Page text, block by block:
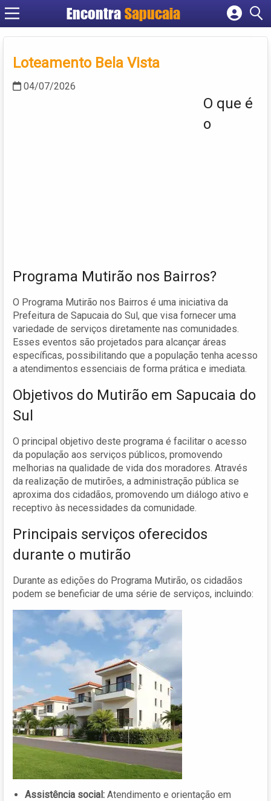
Encontra
Cadastrar empresa
Criar conta
Loteamento Bela Vista
04/07/2026
O que é
o
Programa Mutirão nos Bairros?
O Programa Mutirão nos Bairros é uma iniciativa da
Prefeitura de Sapucaia do Sul, que visa fornecer uma
variedade de serviços diretamente nas comunidades.
Esses eventos são projetados para alcançar áreas
específicas, possibilitando que a população tenha acesso
a atendimentos essenciais de forma prática e imediata.
Objetivos do Mutirão em Sapucaia do
Sul
O principal objetivo deste programa é facilitar o acesso
da população aos serviços públicos, promovendo
melhorias na qualidade de vida dos moradores. Através
da realização de mutirões, a administração pública se
aproxima dos cidadãos, promovendo um diálogo ativo e
receptivo às necessidades da comunidade.
Principais serviços oferecidos
durante o mutirão
Durante as edições do Programa Mutirão, os cidadãos
podem se beneficiar de uma série de serviços, incluindo:
Assistência social: Atendimento e orientação em